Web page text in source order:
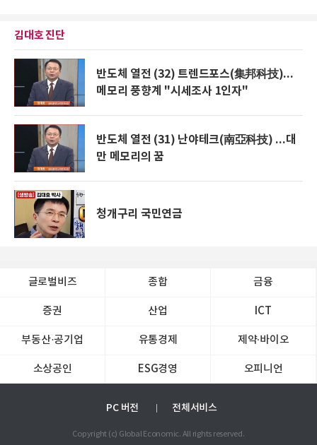
김대호 진단
반도체 열전 (32) 트렌드포스(集邦科技)...
메모리 풍향계 "시세조사 1인자"
반도체 열전 (31) 난야테크(南亞科技) ...대
만 메모리의 꿈
청개구리 국민연금
글로벌비즈 종합 금융
증권 산업 ICT
부동산·공기업 유통경제 제약∙바이오
소상공인 ESG경영 오피니언
PC 버전 전체서비스
Copyright (c) Global Economic. All rights reserved.